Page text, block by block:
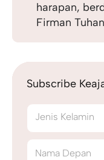
harapan,
Firman
Subscribe
Jenis Kelamin
Nama Depan